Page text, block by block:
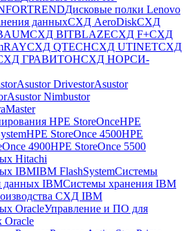
Дисковые полки Lenovo
данныхСХД AeroDiskСХД
СХД BITBLAZEСХД F+СХД
СХД QTECHСХД UTINETСХД
ГРАВИТОНСХД НОРСИ-
Asustor DrivestorAsustor
Asustor Nimbustor
HPE StoreOnceHPE
HPE StoreOnce 4500HPE
4900HPE StoreOnce 5500
Hitachi
IBMIBM FlashSystemСистемы
данных IBMСистемы хранения IBM
СХД IBM
OracleУправление и ПО для
Oracle